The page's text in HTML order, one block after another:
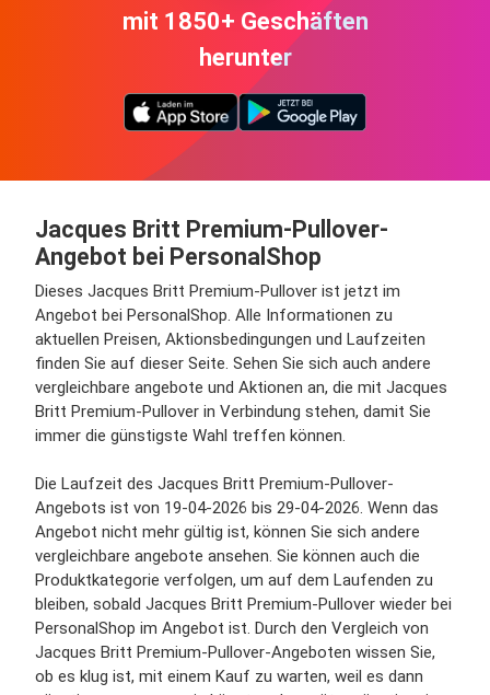
mit 1850+ Geschäften
herunter
Jacques Britt Premium-Pullover-
Angebot bei PersonalShop
Dieses Jacques Britt Premium-Pullover ist jetzt im
Angebot bei PersonalShop. Alle Informationen zu
aktuellen Preisen, Aktionsbedingungen und Laufzeiten
finden Sie auf dieser Seite. Sehen Sie sich auch andere
vergleichbare angebote und Aktionen an, die mit Jacques
Britt Premium-Pullover in Verbindung stehen, damit Sie
immer die günstigste Wahl treffen können.
Die Laufzeit des Jacques Britt Premium-Pullover-
Angebots ist von 19-04-2026 bis 29-04-2026. Wenn das
Angebot nicht mehr gültig ist, können Sie sich andere
vergleichbare angebote ansehen. Sie können auch die
Produktkategorie verfolgen, um auf dem Laufenden zu
bleiben, sobald Jacques Britt Premium-Pullover wieder bei
PersonalShop im Angebot ist. Durch den Vergleich von
Jacques Britt Premium-Pullover-Angeboten wissen Sie,
ob es klug ist, mit einem Kauf zu warten, weil es dann